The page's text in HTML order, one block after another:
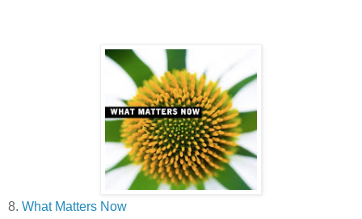
8. What Matters Now